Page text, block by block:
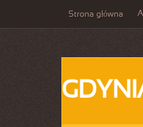
Strona główna